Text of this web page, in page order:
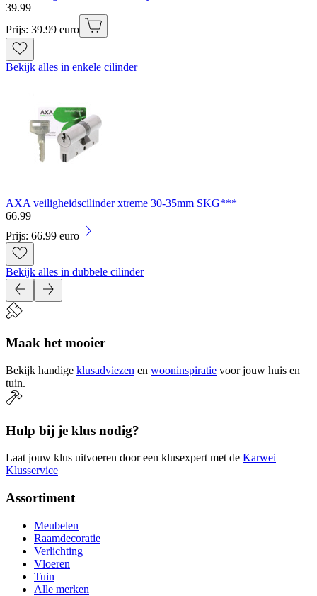
39.99
Prijs: 39.99 euro
Bekijk alles in enkele cilinder
AXA veiligheidscilinder xtreme 30-35mm SKG***
66.99
Prijs: 66.99 euro
Bekijk alles in dubbele cilinder
Maak het mooier
Bekijk handige klusadviezen en wooninspiratie voor jouw huis en
tuin.
Hulp bij je klus nodig?
Laat jouw klus uitvoeren door een klusexpert met de Karwei
Klusservice
Assortiment
Meubelen
Raamdecoratie
Verlichting
Vloeren
Tuin
Alle merken